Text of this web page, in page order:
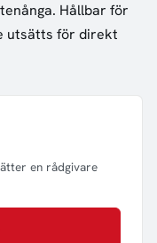
Hållbar för
utsätts för direkt
en rådgivare